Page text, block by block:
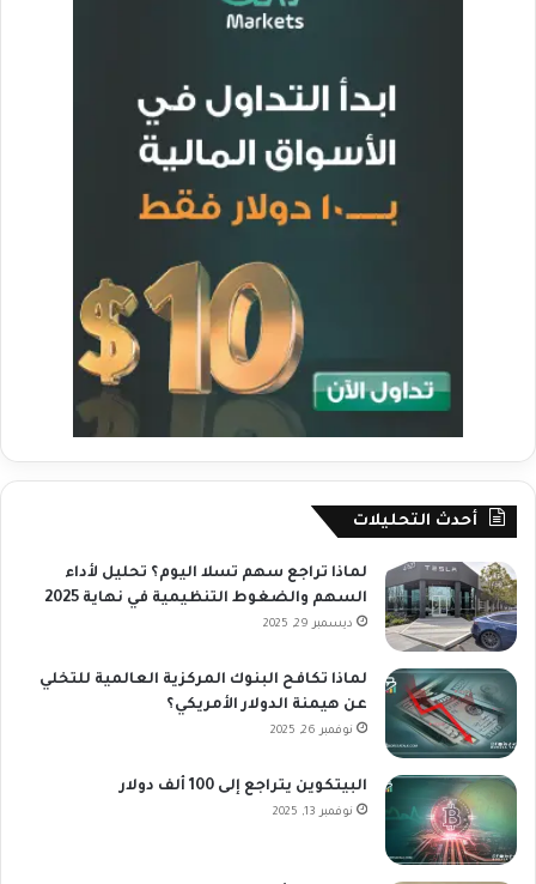
أحدث التحليلات
لماذا تراجع سهم تسلا اليوم؟ تحليل لأداء
السهم والضغوط التنظيمية في نهاية 2025
ديسمبر 29, 2025
لماذا تكافح البنوك المركزية العالمية للتخلي
عن هيمنة الدولار الأمريكي؟
نوفمبر 26, 2025
البيتكوين يتراجع إلى 100 ألف دولار
نوفمبر 13, 2025